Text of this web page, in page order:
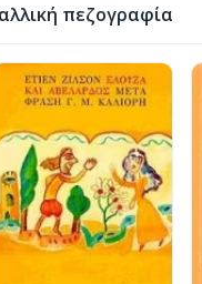
πεζογραφία